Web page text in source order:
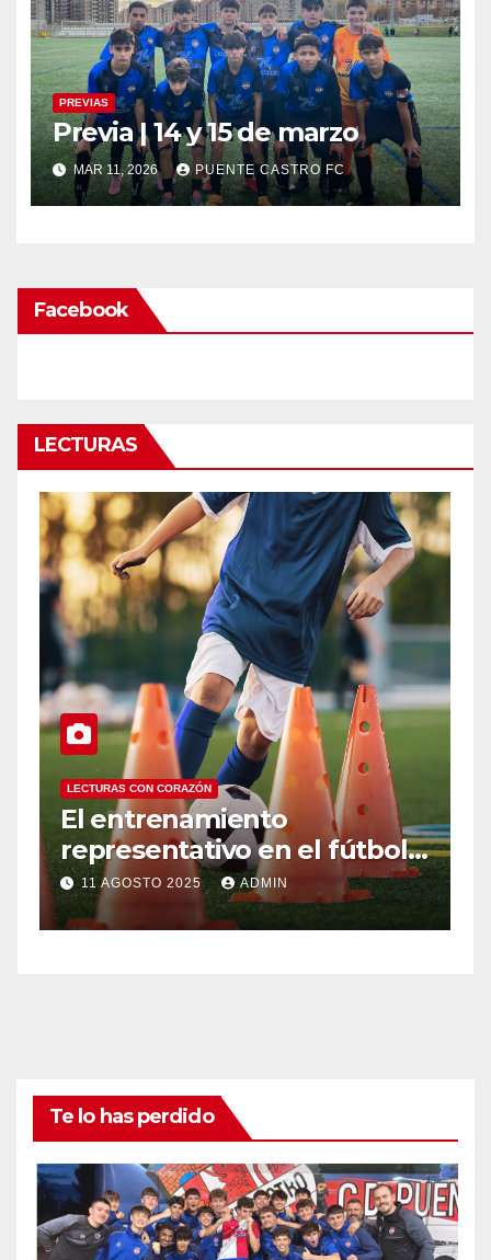
PREVIAS
Previa | 14 y 15 de marzo
MAR 11, 2026 PUENTE CASTRO FC
Facebook
LECTURAS
LECTURAS CON CORAZÓN
Infancias interrumpidas: lo
que las pantallas roban al
desarrollo integral
4 AGOSTO 2025 ADMIN
Te lo has perdido